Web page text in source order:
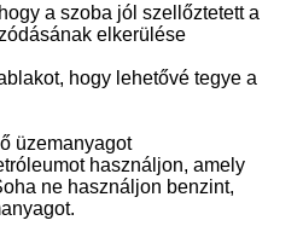
a szoba jól szellőztetett a
elkerülése
hogy lehetővé tegye a
üzemanyagot
használjon, amely
ne használjon benzint,